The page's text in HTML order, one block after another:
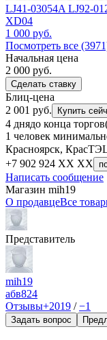
LJ41-03054A LJ92-
XD04
1 000 руб.
Посмотреть все
Начальная цена
2 000 руб.
Сделать ставку
Блиц-цена
2 001 руб.
Купить
4 днядо конца торгов
1 человек
Красноярск,
+7 902 924 XX XX
Написать сообщение
Магазин mih19
О продавцеВсе
Представитель
mih19
абв824
Отзывы+2019 /−1
Задать вопрос